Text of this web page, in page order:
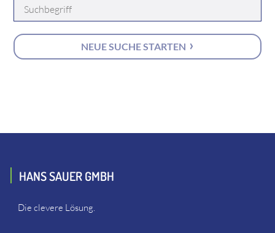
NEUE SUCHE STARTEN
HANS SAUER GMBH
Die clevere Lösung.